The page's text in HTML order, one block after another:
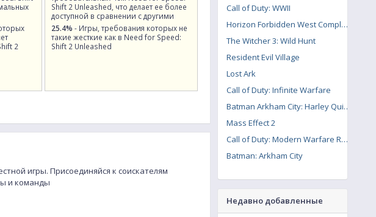
2
Shift 2 Unleashed, что делает ее более
доступной в сравнении с другими
25.4% - Игры, требования которых не
такие жесткие как в Need for Speed:
Shift 2 Unleashed
игры. Присоединяйся к соискателям
и команды
Call of Duty: WWII
Horizon Forbidden West Complete Edition
The Witcher 3: Wild Hunt
Resident Evil Village
Lost Ark
Call of Duty: Infinite Warfare
Batman Arkham City: Harley Quinn's Revenge
Mass Effect 2
Call of Duty: Modern Warfare Remastered
Batman: Arkham City
Недавно добавленные